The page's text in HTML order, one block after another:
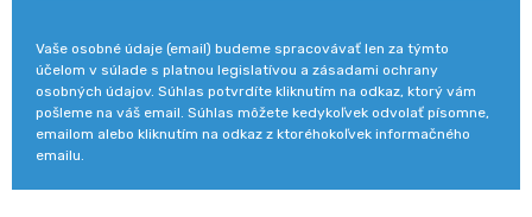
Vaše osobné údaje (email) budeme spracovávať len za týmto
účelom v súlade s platnou legislatívou a zásadami ochrany
osobných údajov. Súhlas potvrdíte kliknutím na odkaz, ktorý vám
pošleme na váš email. Súhlas môžete kedykoľvek odvolať písomne,
emailom alebo kliknutím na odkaz z ktoréhokoľvek informačného
emailu.